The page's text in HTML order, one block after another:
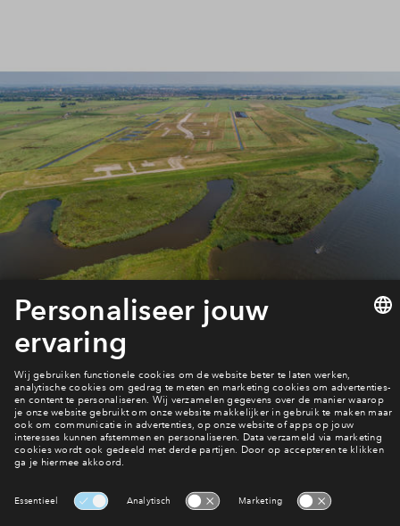
Heb je al een bouwnummer op het oog?
Het Eiland fase 1